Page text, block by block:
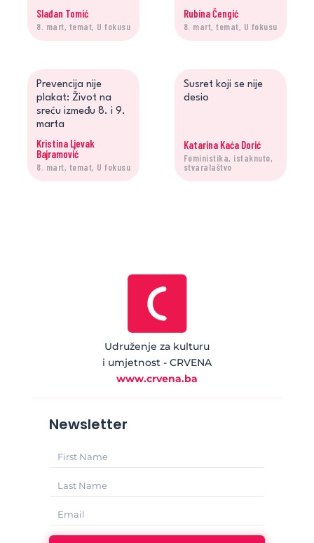
Slađan Tomić
8. mart, temat, U fokusu
Rubina Čengić
8. mart, temat, U fokusu
Prevencija nije
plakat: Život na
sreću između 8. i 9.
marta
Kristina Ljevak
Bajramović
8. mart, temat, U fokusu
Susret koji se nije
desio
Katarina Kaća Dorić
Feministika, istaknuto,
stvaralaštvo
Udruženje za kulturu
i umjetnost - CRVENA
www.crvena.ba
Newsletter